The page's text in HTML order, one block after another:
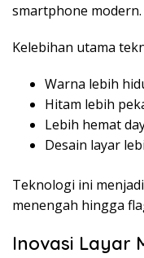
smartphone modern.
Kelebihan utama
Warna lebih
Hitam lebih
Lebih hemat
Desain layar
Teknologi ini
menengah hingga
Inovasi Layar